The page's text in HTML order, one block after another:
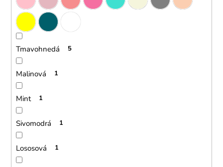
Tmavohnedá 5
Malinová 1
Mint 1
Sivomodrá 1
Lososová 1